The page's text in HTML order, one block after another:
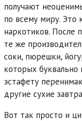
получают
по всему миру. Это
наркотиков. После
те же
соки, пюрешки,
которых буквально
эстафету
другие сухие
Вот так просто и